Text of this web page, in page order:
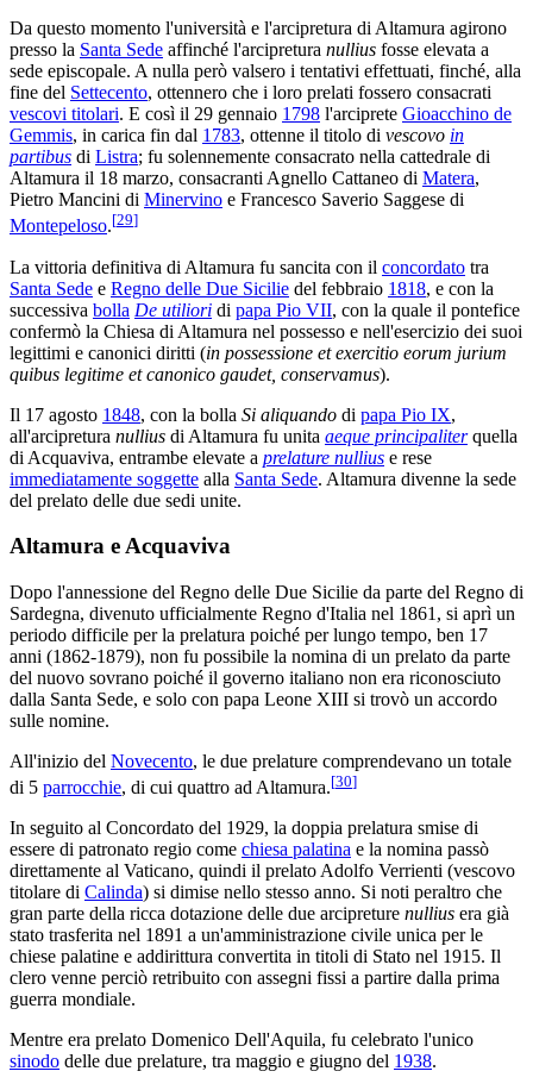
Da questo momento l'università e l'arcipretura di Altamura agirono
presso la Santa Sede affinché l'arcipretura nullius fosse elevata a
sede episcopale. A nulla però valsero i tentativi effettuati, finché, alla
fine del Settecento, ottennero che i loro prelati fossero consacrati
vescovi titolari. E così il 29 gennaio 1798 l'arciprete Gioacchino de
Gemmis, in carica fin dal 1783, ottenne il titolo di vescovo in
partibus di Listra; fu solennemente consacrato nella cattedrale di
Altamura il 18 marzo, consacranti Agnello Cattaneo di Matera,
Pietro Mancini di Minervino e Francesco Saverio Saggese di
Montepeloso.[29]
La vittoria definitiva di Altamura fu sancita con il concordato tra
Santa Sede e Regno delle Due Sicilie del febbraio 1818, e con la
successiva bolla De utiliori di papa Pio VII, con la quale il pontefice
confermò la Chiesa di Altamura nel possesso e nell'esercizio dei suoi
legittimi e canonici diritti (in possessione et exercitio eorum jurium
quibus legitime et canonico gaudet, conservamus).
Il 17 agosto 1848, con la bolla Si aliquando di papa Pio IX,
all'arcipretura nullius di Altamura fu unita aeque principaliterquella
di Acquaviva, entrambe elevate a prelature nullius e rese
immediatamente soggette alla Santa Sede. Altamura divenne la sede
del prelato delle due sedi unite.
Altamura e Acquaviva
Dopo l'annessione del Regno delle Due Sicilie da parte del Regno di
Sardegna, divenuto ufficialmente Regno d'Italia nel 1861, si aprì un
periodo difficile per la prelatura poiché per lungo tempo, ben 17
anni (1862-1879), non fu possibile la nomina di un prelato da parte
del nuovo sovrano poiché il governo italiano non era riconosciuto
dalla Santa Sede, e solo con papa Leone XIII si trovò un accordo
sulle nomine.
All'inizio del Novecento, le due prelature comprendevano un totale
di 5 parrocchie, di cui quattro ad Altamura.[30]
In seguito al Concordato del 1929, la doppia prelatura smise di
essere di patronato regio come chiesa palatina e la nomina passò
direttamente al Vaticano, quindi il prelato Adolfo Verrienti (vescovo
titolare di Calinda) si dimise nello stesso anno. Si noti peraltro che
gran parte della ricca dotazione delle due arcipreture nullius era già
stato trasferita nel 1891 a un'amministrazione civile unica per le
chiese palatine e addirittura convertita in titoli di Stato nel 1915. Il
clero venne perciò retribuito con assegni fissi a partire dalla prima
guerra mondiale.
Mentre era prelato Domenico Dell'Aquila, fu celebrato l'unico
sinodo delle due prelature, tra maggio e giugno del 1938.